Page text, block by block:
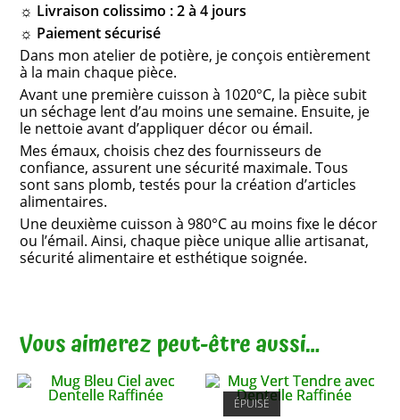
☼ Livraison colissimo : 2 à 4 jours
☼ Paiement sécurisé
Dans mon atelier de potière, je conçois entièrement
à la main chaque pièce.
Avant une première cuisson à 1020°C, la pièce subit
un séchage lent d’au moins une semaine. Ensuite, je
le nettoie avant d’appliquer décor ou émail.
Mes émaux, choisis chez des fournisseurs de
confiance, assurent une sécurité maximale. Tous
sont sans plomb, testés pour la création d’articles
alimentaires.
Une deuxième cuisson à 980°C au moins fixe le décor
ou l’émail. Ainsi, chaque pièce unique allie artisanat,
sécurité alimentaire et esthétique soignée.
Vous aimerez peut-être aussi…
ÉPUISÉ